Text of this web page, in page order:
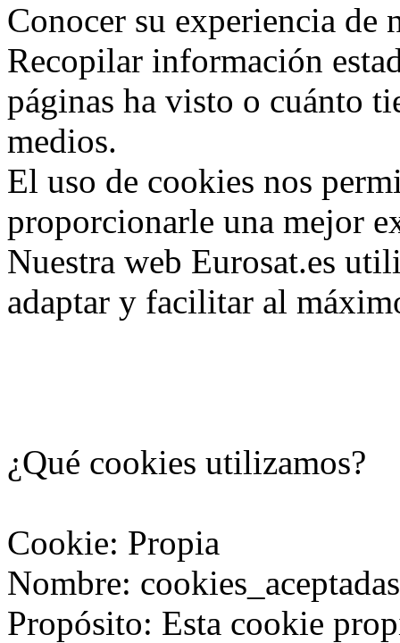
Conocer su experiencia de
Recopilar información
páginas ha visto o cuánto
medios.
El uso de cookies nos
proporcionarle una mejor
Nuestra web Eurosat.es
adaptar y facilitar al
¿Qué cookies utilizamos?
Cookie: Propia
Nombre: cookies_aceptadas
Propósito: Esta cookie